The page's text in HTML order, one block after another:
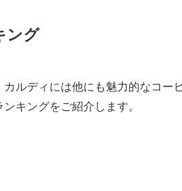
ング
ルディには他にも魅力的なコー
キングをご紹介します。